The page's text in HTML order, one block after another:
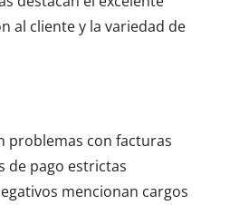
al cliente y la variedad de
problemas con facturas
de pago estrictas
mencionan cargos